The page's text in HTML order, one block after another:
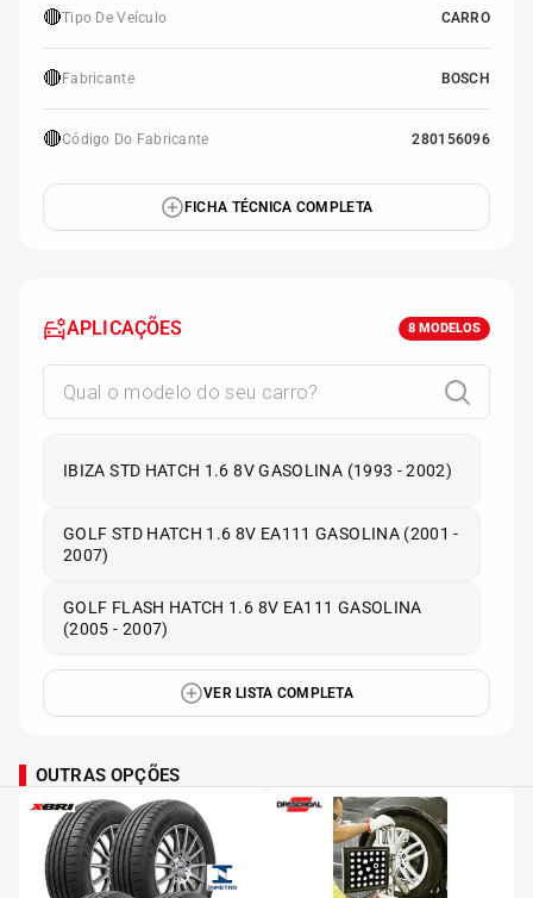
🔴Tipo De Veículo CARRO
🔴 Fabricante BOSCH
🔴Código Do Fabricante 280156096
FICHA TÉCNICA COMPLETA
APLICAÇÕES 8 MODELOS
IBIZA STD HATCH 1.6 8V GASOLINA (1993 - 2002)
GOLF STD HATCH 1.6 8V EA111 GASOLINA (2001 -
2007)
GOLF FLASH HATCH 1.6 8V EA111 GASOLINA
(2005 - 2007)
VER LISTA COMPLETA
OUTRAS OPÇÕES